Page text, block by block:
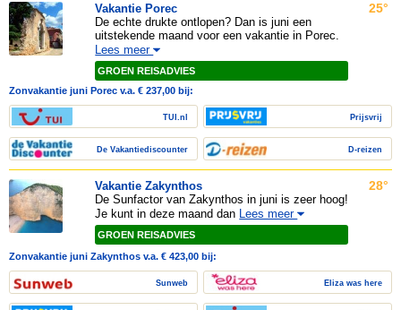
Vakantie Porec
De echte drukte ontlopen? Dan is juni een
uitstekende maand voor een vakantie in Porec.
Lees meer
GROEN REISADVIES
25°
Zonvakantie juni Porec v.a. € 237,00 bij:
TUI.nl
De Vakantiediscounter
Prijsvrij
D-reizen
Vakantie Zakynthos
De Sunfactor van Zakynthos in juni is zeer hoog!
Je kunt in deze maand dan Lees meer
GROEN REISADVIES
28°
Zonvakantie juni Zakynthos v.a. € 423,00 bij:
Sunweb Eliza was here